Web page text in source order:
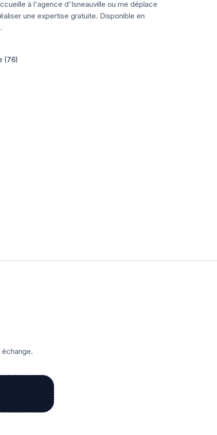
à l'agence d'Isneauville ou me déplace
une expertise gratuite. Disponible en
(76)